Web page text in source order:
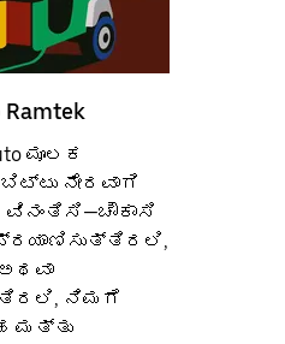
ಮೂಲಕ
ನೇರವಾಗಿ
ವಿನಂತಿಸಿ—ಚೌಕಾಸಿ
ನಿಮಗೆ
ಮತ್ತು